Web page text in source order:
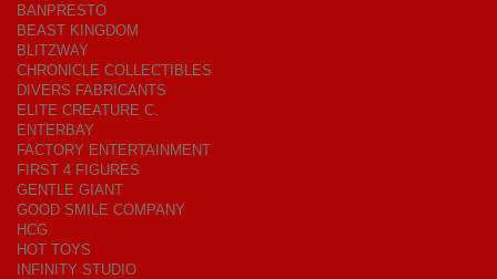
BANPRESTO
BEAST KINGDOM
BLITZWAY
CHRONICLE COLLECTIBLES
DIVERS FABRICANTS
ELITE CREATURE C.
ENTERBAY
FACTORY ENTERTAINMENT
FIRST 4 FIGURES
GENTLE GIANT
GOOD SMILE COMPANY
HCG
HOT TOYS
INFINITY STUDIO